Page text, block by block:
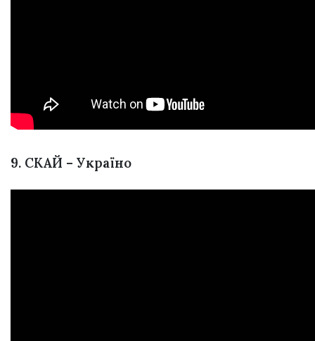
9. СКАЙ – Україно